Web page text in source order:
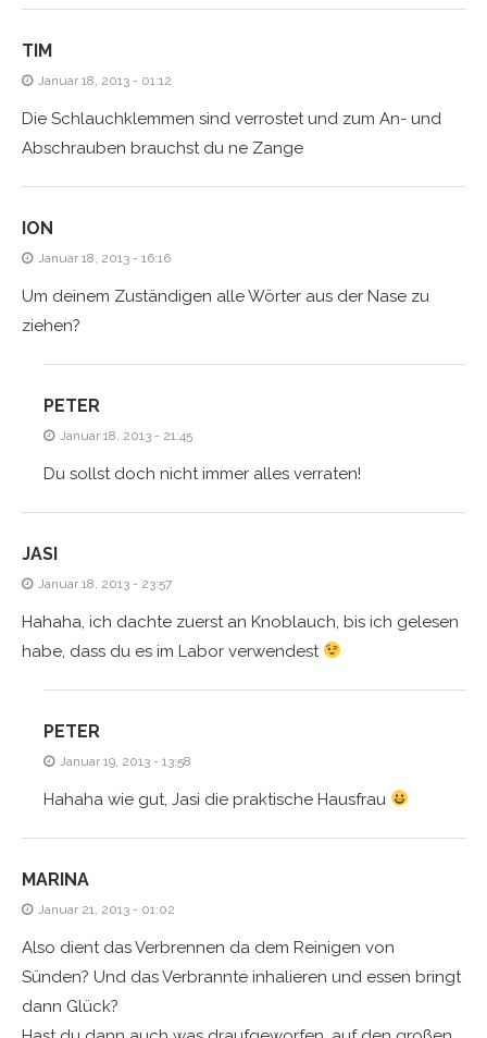
TIM
Januar 18, 2013 - 01:12
Die Schlauchklemmen sind verrostet und zum An- und
Abschrauben brauchst du ne Zange
ION
Januar 18, 2013 - 16:16
Um deinem Zuständigen alle Wörter aus der Nase zu
ziehen?
PETER
Januar 18, 2013 - 21:45
Du sollst doch nicht immer alles verraten!
JASI
Januar 18, 2013 - 23:57
Hahaha, ich dachte zuerst an Knoblauch, bis ich gelesen
habe, dass du es im Labor verwendest
PETER
Januar 19, 2013 - 13:58
Hahaha wie gut, Jasi die praktische Hausfrau
MARINA
Januar 21, 2013 - 01:02
Also dient das Verbrennen da dem Reinigen von
Sünden? Und das Verbrannte inhalieren und essen bringt
dann Glück?